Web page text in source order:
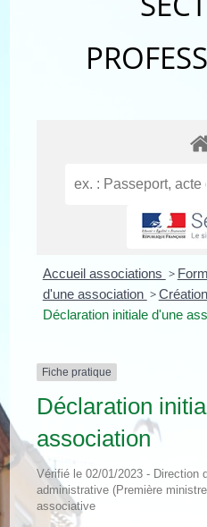
Accueil associations >
d'une association >
Déclaration initiale d'une
Fiche pratique
Déclaration
association
Vérifié le 02/01/2023 - Direction
administrative (Première
associative